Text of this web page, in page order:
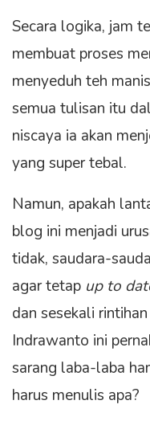
Secara logika, jam
membuat proses
menyeduh teh
semua tulisan itu
niscaya ia akan
yang super tebal.
Namun, apakah
blog ini menjadi
tidak, saudara-
agar tetap up to
dan sesekali
Indrawanto ini
sarang laba-laba
harus menulis apa?